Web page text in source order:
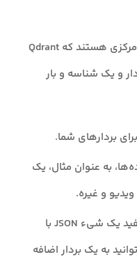
: نقاط، موجودیت مرکزی هستند که Qdrant
و یک شناسه و بار
به عنوان مثال، یک
و غیره.
بار مفید (Payload) : یک بار مفید یک شیء JSON با
به یک بردار اضافه